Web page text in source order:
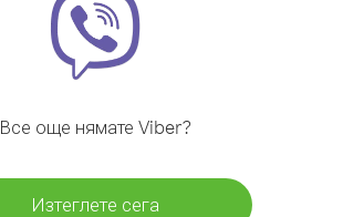
Все още нямате Viber?
Изтеглете сега